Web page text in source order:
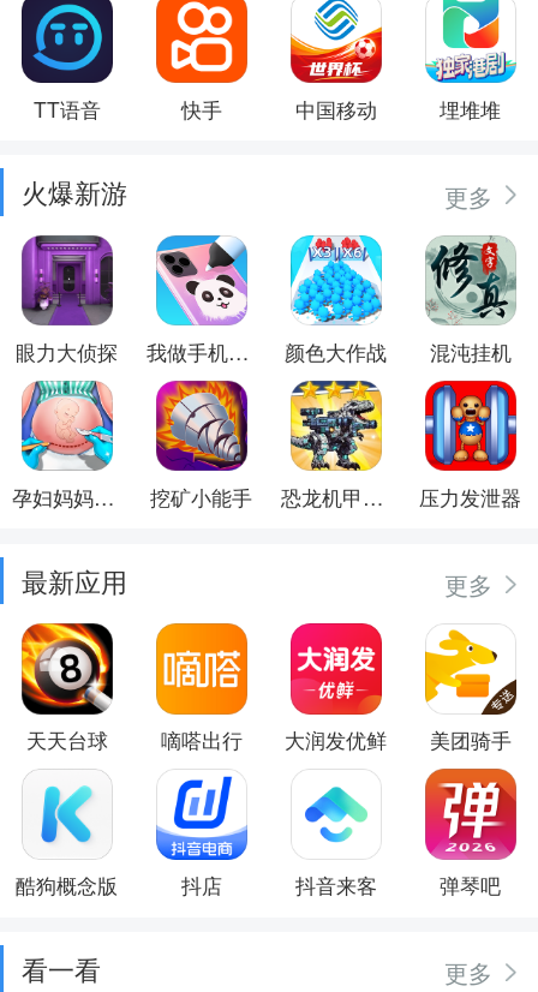
TT语音 快手 中国移动 埋堆堆
火爆新游 更多
眼力大侦探 我做手机壳特好看 颜色大作战 混沌挂机
孕妇妈妈日记 挖矿小能手 恐龙机甲射手 压力发泄器
最新应用 更多
天天台球 嘀嗒出行 大润发优鲜 美团骑手
酷狗概念版 抖店 抖音来客 弹琴吧
看一看 更多